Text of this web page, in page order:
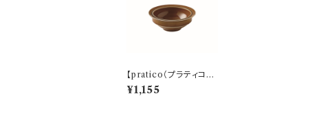
【pratico（プラティコ）】
12ボウル（キャラメル)
O-M24902
¥1,155